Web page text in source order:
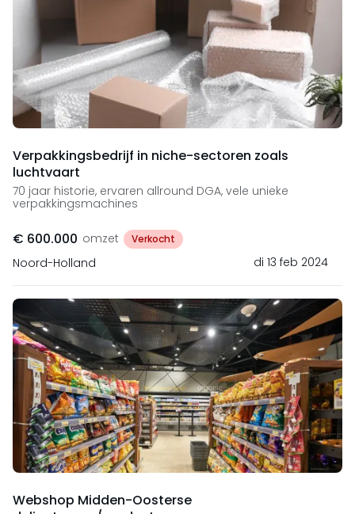
Verpakkingsbedrijf in niche-sectoren zoals
luchtvaart
70 jaar historie, ervaren allround DGA, vele unieke
verpakkingsmachines
€ 600.000 omzet Verkocht
Noord-Holland di 13 feb 2024
Webshop Midden-Oosterse